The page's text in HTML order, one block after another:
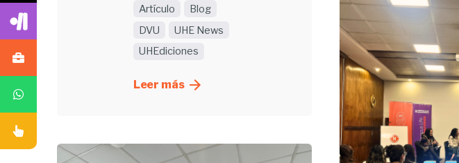
Artículo
Blog
DVU
UHE News
UHEdiciones
Leer más